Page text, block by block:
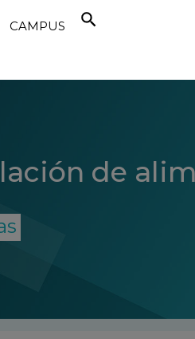
CAMPUS
de